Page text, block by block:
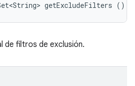
getExcludeFilters ()
de filtros de exclusión.